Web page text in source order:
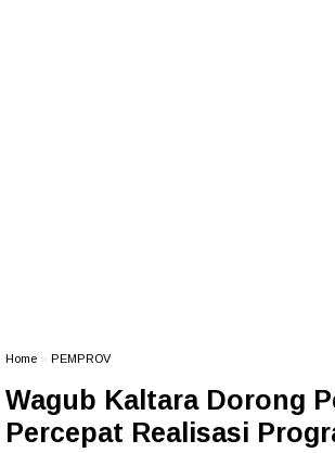
Home PEMPROV
Wagub Kaltara Dorong
Percepat Realisasi